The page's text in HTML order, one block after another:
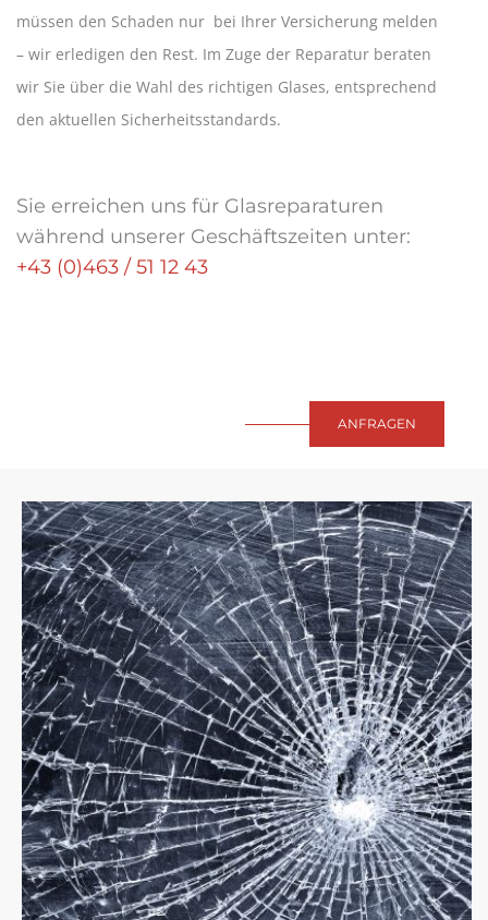
müssen den Schaden nur bei Ihrer Versicherung melden
– wir erledigen den Rest. Im Zuge der Reparatur beraten
wir Sie über die Wahl des richtigen Glases, entsprechend
den aktuellen Sicherheitsstandards.
Sie erreichen uns für Glasreparaturen
während unserer Geschäftszeiten unter:
+43 (0)463 / 51 12 43
ANFRAGEN